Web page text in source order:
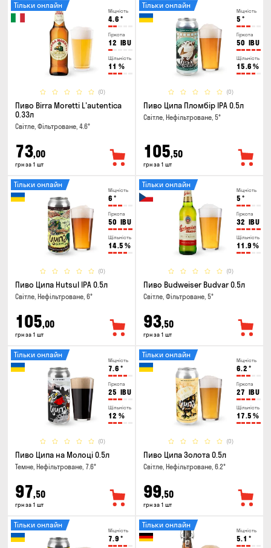
Міцність
4.6 °
Гіркота
12 IBU
Щільність
11 %
(0)
Тільки онлайн
Пиво Birra Moretti L'autentica
0.33л
Світле, Фільтроване, 4.6°
73,00
грн за 1 шт
Міцність
5 °
Гіркота
50 IBU
Щільність
15.6 %
(0)
Тільки онлайн
Пиво Ципа Пломбір IPA 0.5л
Світле, Нефільтроване, 5°
105,50
грн за 1 шт
Міцність
6 °
Гіркота
50 IBU
Щільність
14.5 %
(0)
Тільки онлайн
Пиво Ципа Hutsul IPA 0.5л
Світле, Нефільтроване, 6°
105,00
грн за 1 шт
Міцність
5 °
Гіркота
32 IBU
Щільність
11.9 %
(0)
Тільки онлайн
Пиво Budweiser Budvar 0.5л
Світле, Фільтроване, 5°
93,50
грн за 1 шт
Міцність
7.6 °
Гіркота
25 IBU
Щільність
12 %
(0)
Тільки онлайн
Пиво Ципа на Молоці 0.5л
Темне, Нефільтроване, 7.6°
97,50
грн за 1 шт
Міцність
6.2 °
Гіркота
27 IBU
Щільність
17.5 %
(0)
Тільки онлайн
Пиво Ципа Золота 0.5л
Світле, Нефільтроване, 6.2°
99,50
грн за 1 шт
Міцність
7.9 °
Тільки онлайн
Міцність
5.1 °
Тільки онлайн